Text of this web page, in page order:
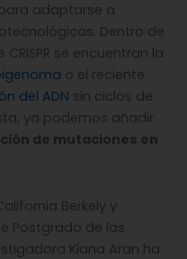
adaptarse a
Dentro de
se encuentran la
o el reciente
del ADN sin ciclos de
ya podemos añadir
de mutaciones en
Berkely y
Postgrado de las
Kiana Aran ha